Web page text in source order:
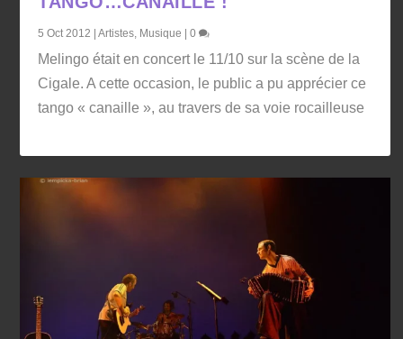
5 Oct 2012 |Artistes, Musique |0
Melingo était en concert le 11/10 sur la scène de la
Cigale. A cette occasion, le public a pu apprécier ce
tango « canaille », au travers de sa voie rocailleuse